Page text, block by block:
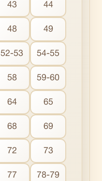
43 44
48 49
52-53 54-55
58 59-60
64 65
68 69
72 73
77 78-79